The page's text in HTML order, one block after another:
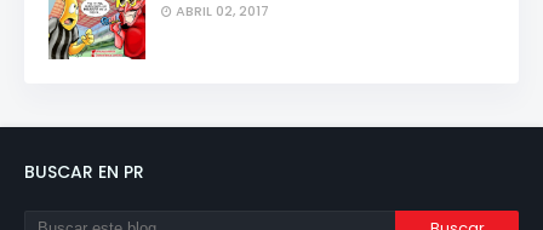
ABRIL 02, 2017
BUSCAR EN PR